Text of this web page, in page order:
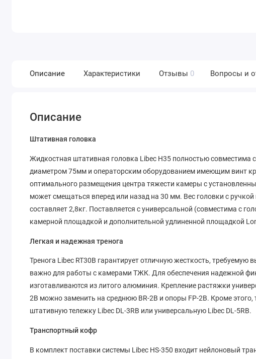
Описание Характеристики Отзывы 0 Вопросы и
Описание
Штативная головка
Жидкостная штативная головка Libec H35 полностью
диаметром 75мм и операторским оборудованием имеющим винт
оптимального размещения центра тяжести камеры с
может смещаться вперед или назад на 30 мм. Вес головки с
составляет 2,8кг. Поставляется с универсальной (совместима с
камерной площадкой и дополнительной удлиненной площадкой
Легкая и надежная тренога
Тренога Libec RT30B гарантирует отличную жесткость, требуемую
важно для работы с камерами ТЖК. Для обеспечения надежной
изготавливаются из литого алюминия. Крепление растяжки
2B можно заменить на среднюю BR-2B и опоры FP-2B. Кроме
штативную тележку Libec DL-3RB или универсальную Libec DL-5RB.
Транспортный кофр
В комплект поставки системы Libec HS-350 входит нейлоновый